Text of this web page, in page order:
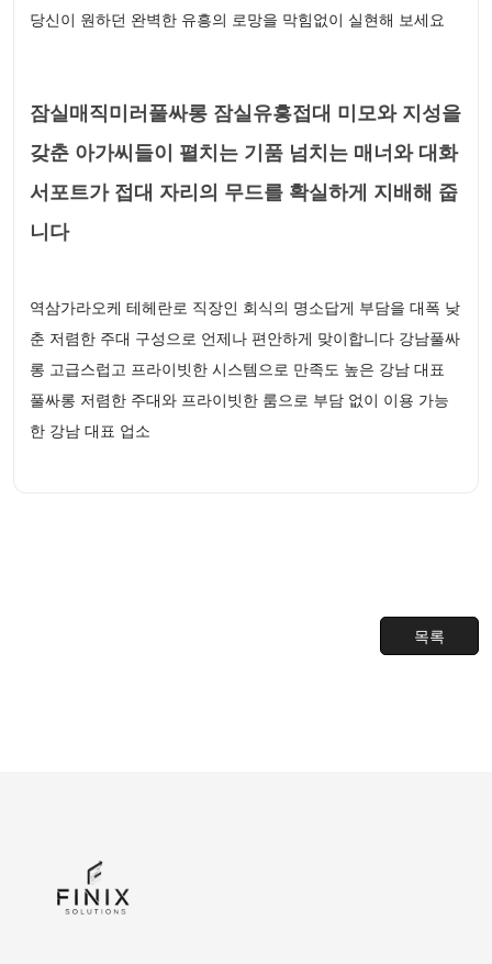
당신이 원하던 완벽한 유흥의 로망을 막힘없이 실현해 보세요
잠실매직미러풀싸롱 잠실유흥접대 미모와 지성을
갖춘 아가씨들이 펼치는 기품 넘치는 매너와 대화
서포트가 접대 자리의 무드를 확실하게 지배해 줍
니다
역삼가라오케 테헤란로 직장인 회식의 명소답게 부담을 대폭 낮
춘 저렴한 주대 구성으로 언제나 편안하게 맞이합니다 강남풀싸
롱 고급스럽고 프라이빗한 시스템으로 만족도 높은 강남 대표
풀싸롱 저렴한 주대와 프라이빗한 룸으로 부담 없이 이용 가능
한 강남 대표 업소
목록